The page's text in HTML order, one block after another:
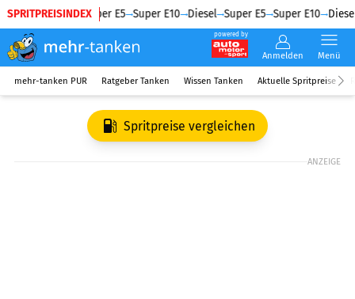
SPRITPREISINDEX
Diesel Super E5 Super E10 Diesel Super E5 Super E10 Diesel
powered by
Anmelden Menü
mehr-tanken PUR Ratgeber Tanken Wissen Tanken Aktuelle Spritpreise
Spritpreise vergleichen
ANZEIGE